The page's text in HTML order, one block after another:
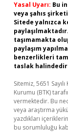
Yasal Uyarı: Bu
veya şahıs
Sitede yalnızca
taşımamakta
paylaşım
benzerlikleri
taslak
Sitemiz, 5651
Kurumu (BTK)
vermektedir. Bu
veya araştırma
yazdıkları
bu sorumluluğu